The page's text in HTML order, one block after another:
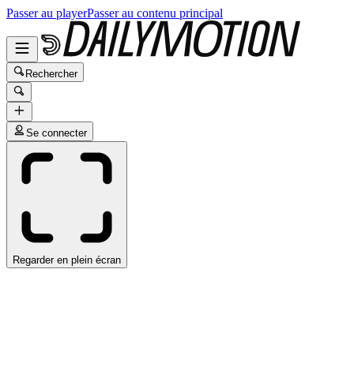
Passer au playerPasser au contenu principal
Rechercher
Se connecter
Regarder en plein écran